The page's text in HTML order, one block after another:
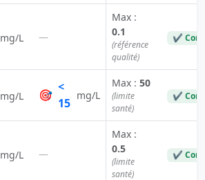
mg/L —
Max :
0.1
(référence
qualité)
✔
mg/L 🎯
<
15
mg/L
Max : 50
(limite
santé)
✔
mg/L —
Max :
0.5
(limite
santé)
✔